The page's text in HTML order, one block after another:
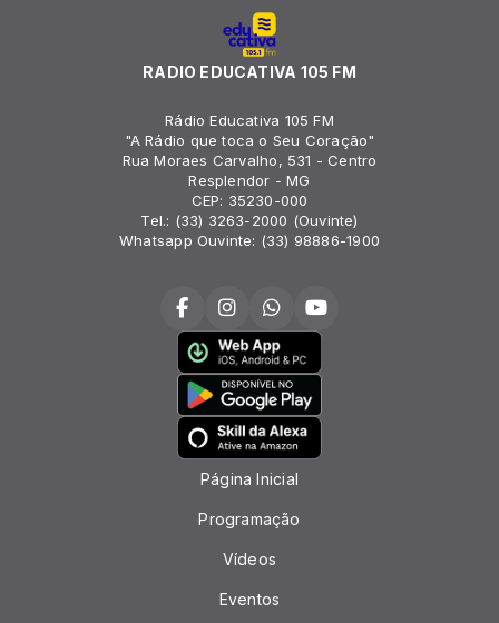
RADIO EDUCATIVA 105 FM
Rádio Educativa 105 FM
"A Rádio que toca o Seu Coração"
Rua Moraes Carvalho, 531 - Centro
Resplendor - MG
CEP: 35230-000
Tel.: (33) 3263-2000 (Ouvinte)
Whatsapp Ouvinte: (33) 98886-1900
Página Inicial
Programação
Vídeos
Eventos